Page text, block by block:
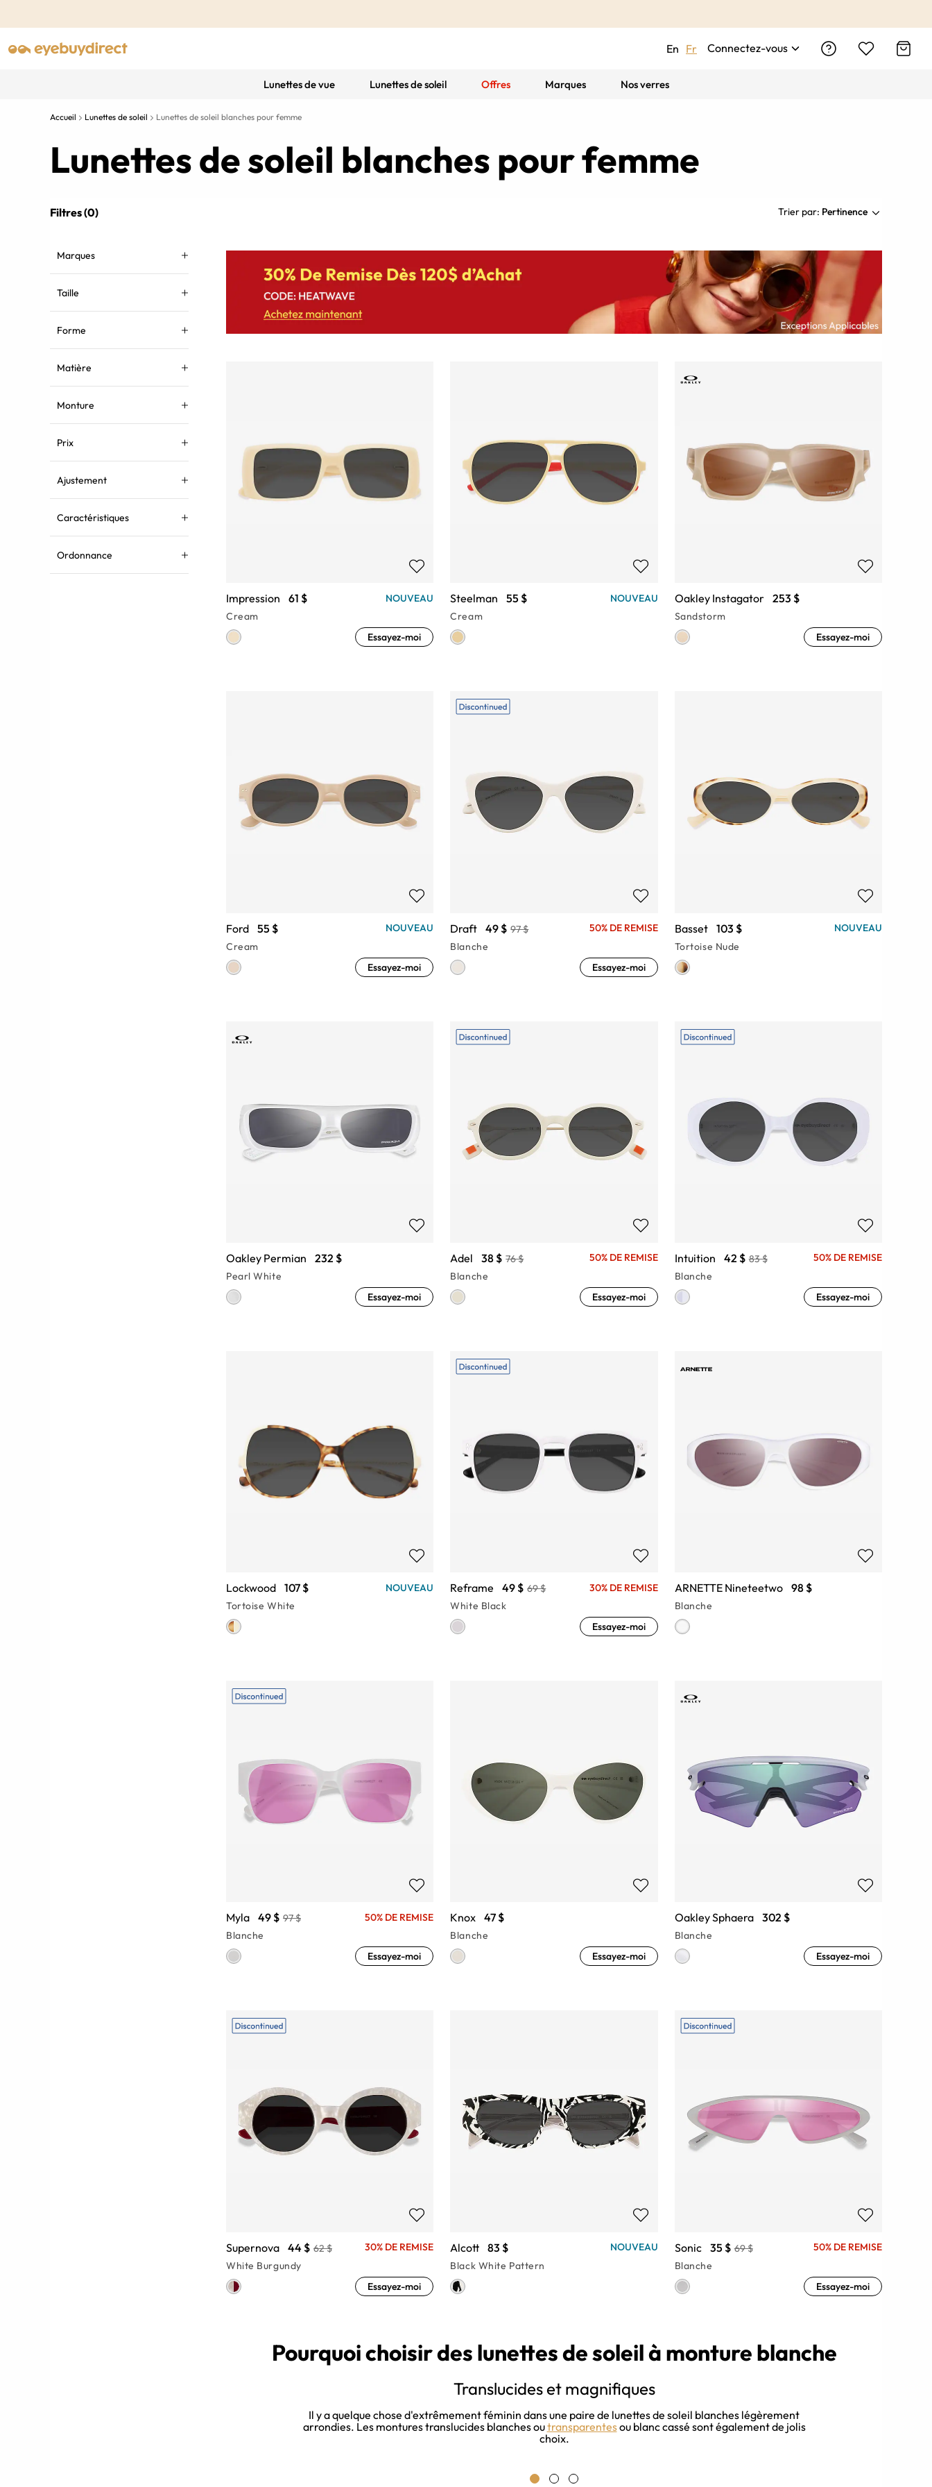
En Fr Connectez-vous
Lunettes de vue Lunettes de soleil Offres Marques Nos verres
Accueil Lunettes de soleil Lunettes de soleil blanches pour femme
Lunettes de soleil blanches pour femme
Filtres (0) Trier par: Pertinence
Marques
Taille
Forme
Matière
Monture
Prix
Ajustement
Caractéristiques
Ordonnance
Impression 61 $
NOUVEAU
Cream
Essayez-moi
Steelman 55 $
NOUVEAU
Cream
Oakley Instagator 253 $
Sandstorm
Essayez-moi
Ford 55 $
NOUVEAU
Cream
Essayez-moi
Draft 49 $ 97 $
50% DE REMISE
Blanche
Essayez-moi
Basset 103 $
NOUVEAU
Tortoise Nude
Oakley Permian 232 $
Pearl White
Essayez-moi
Adel 38 $ 76 $
50% DE REMISE
Blanche
Essayez-moi
Intuition 42 $ 83 $
50% DE REMISE
Blanche
Essayez-moi
Lockwood 107 $
NOUVEAU
Tortoise White
Reframe 49 $ 69 $
30% DE REMISE
White Black
Essayez-moi
ARNETTE Nineteetwo 98 $
Blanche
Myla 49 $ 97 $
50% DE REMISE
Blanche
Essayez-moi
Knox 47 $
Blanche
Essayez-moi
Oakley Sphaera 302 $
Blanche
Essayez-moi
Supernova 44 $ 62 $
30% DE REMISE
White Burgundy
Essayez-moi
Alcott 83 $
NOUVEAU
Black White Pattern
Sonic 35 $ 69 $
50% DE REMISE
Blanche
Essayez-moi
Pourquoi choisir des lunettes de soleil à monture blanche
Translucides et magnifiques
Il y a quelque chose d'extrêmement féminin dans une paire de lunettes de soleil blanches légèrement
arrondies. Les montures translucides blanches outransparentesou blanc cassé sont également de jolis
choix.